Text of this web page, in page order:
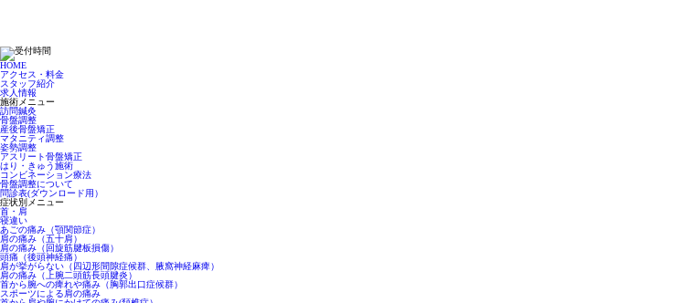
HOME
アクセス・料金
スタッフ紹介
求人情報
施術メニュー
訪問鍼灸
骨盤調整
産後骨盤矯正
マタニティ調整
姿勢調整
アスリート骨盤矯正
はり・きゅう施術
コンビネーション療法
骨盤調整について
問診表(ダウンロード用）
症状別メニュー
首・肩
寝違い
あごの痛み（顎関節症）
肩の痛み（五十肩）
肩の痛み（回旋筋腱板損傷）
頭痛（後頭神経痛）
肩が挙がらない（四辺形間隙症候群、腋窩神経麻痺）
肩の痛み（上腕二頭筋長頭腱炎）
首から腕への痺れや痛み（胸郭出口症候群）
スポーツによる肩の痛み